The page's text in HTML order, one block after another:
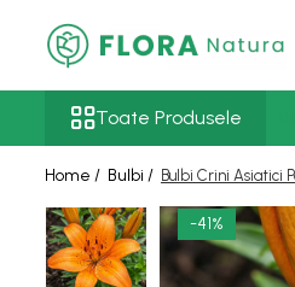
Pomi fructiferi
Nuc
Par
Prun
Toate Produsele
Home / Bulbi / Bulbi Crini Asiatici
-41%